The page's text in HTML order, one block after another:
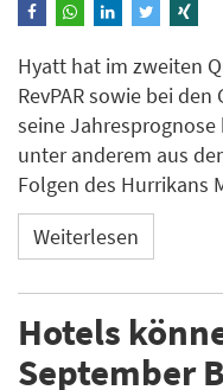
Hyatt hat im zweiten
RevPAR sowie bei
seine
unter anderem aus
Folgen des Hurrikans
Weiterlesen
Hotels
September